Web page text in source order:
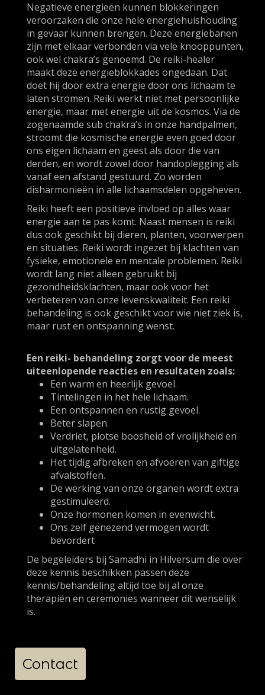
Negatieve energieën kunnen blokkeringen
veroorzaken die onze hele energiehuishouding
in gevaar kunnen brengen. Deze energiebanen
zijn met elkaar verbonden via vele knooppunten,
ook wel chakra’s genoemd. De reiki-healer
maakt deze energieblokkades ongedaan. Dat
doet hij door extra energie door ons lichaam te
laten stromen. Reiki werkt niet met persoonlijke
energie, maar met energie uit de kosmos. Via de
zogenaamde sub chakra’s in onze handpalmen,
stroomt die kosmische energie even goed door
ons eigen lichaam en geest als door die van
derden, en wordt zowel door handoplegging als
vanaf een afstand gestuurd. Zo worden
disharmonieën in alle lichaamsdelen opgeheven.
Reiki heeft een positieve invloed op alles waar
energie aan te pas komt. Naast mensen is reiki
dus ook geschikt bij dieren, planten, voorwerpen
en situaties. Reiki wordt ingezet bij klachten van
fysieke, emotionele en mentale problemen. Reiki
wordt lang niet alleen gebruikt bij
gezondheidsklachten, maar ook voor het
verbeteren van onze levenskwaliteit. Een reiki
behandeling is ook geschikt voor wie niet ziek is,
maar rust en ontspanning wenst.
Een reiki- behandeling zorgt voor de meest
uiteenlopende reacties en resultaten zoals:
Een warm en heerlijk gevoel.
Tintelingen in het hele lichaam.
Een ontspannen en rustig gevoel.
Beter slapen.
Verdriet, plotse boosheid of vrolijkheid en
uitgelatenheid.
Het tijdig afbreken en afvoeren van giftige
afvalstoffen.
De werking van onze organen wordt extra
gestimuleerd.
Onze hormonen komen in evenwicht.
Ons zelf genezend vermogen wordt
bevordert
De begeleiders bij Samadhi in Hilversum die over
deze kennis beschikken passen deze
kennis/behandeling altijd toe bij al onze
therapiën en ceremonies wanneer dit wenselijk
is.
Contact